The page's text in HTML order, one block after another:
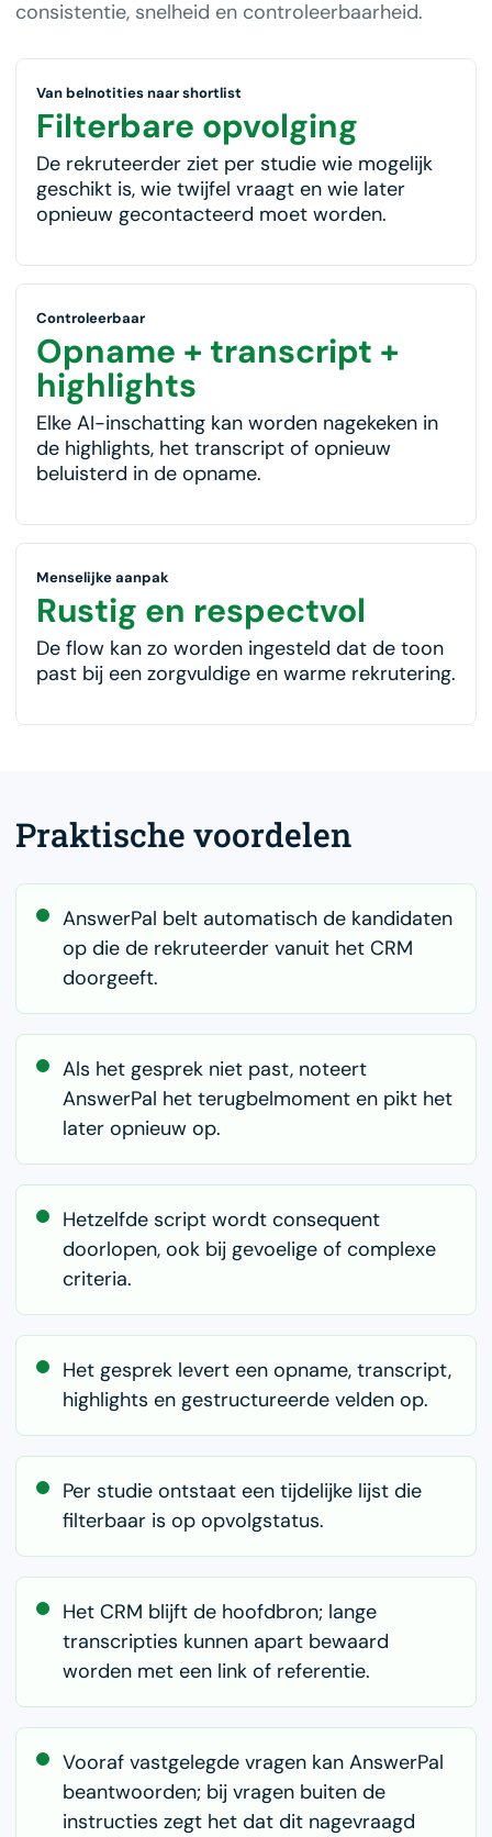
consistentie, snelheid en controleerbaarheid.
Van belnotities naar shortlist
Filterbare opvolging
De rekruteerder ziet per studie wie mogelijk
geschikt is, wie twijfel vraagt en wie later
opnieuw gecontacteerd moet worden.
Controleerbaar
Opname + transcript +
highlights
Elke AI-inschatting kan worden nagekeken in
de highlights, het transcript of opnieuw
beluisterd in de opname.
Menselijke aanpak
Rustig en respectvol
De flow kan zo worden ingesteld dat de toon
past bij een zorgvuldige en warme rekrutering.
Praktische voordelen
AnswerPal belt automatisch de kandidaten
op die de rekruteerder vanuit het CRM
doorgeeft.
Als het gesprek niet past, noteert
AnswerPal het terugbelmoment en pikt het
later opnieuw op.
Hetzelfde script wordt consequent
doorlopen, ook bij gevoelige of complexe
criteria.
Het gesprek levert een opname, transcript,
highlights en gestructureerde velden op.
Per studie ontstaat een tijdelijke lijst die
filterbaar is op opvolgstatus.
Het CRM blijft de hoofdbron; lange
transcripties kunnen apart bewaard
worden met een link of referentie.
Vooraf vastgelegde vragen kan AnswerPal
beantwoorden; bij vragen buiten de
instructies zegt het dat dit nagevraagd